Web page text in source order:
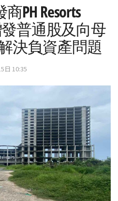
PH Resorts
普通股及向母
決負資產問題
日 10:35